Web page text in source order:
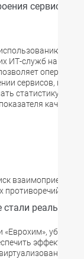
сервисно-
СРМ
ИТ-служб наглядно
сервисов,
статистику и
качества
стали